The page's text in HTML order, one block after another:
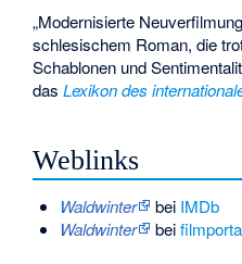
„Modernisierte
schlesischem Roman, die
Schablonen und
dasLexikon des
Weblinks
Waldwinter bei IMDb
Waldwinter
bei